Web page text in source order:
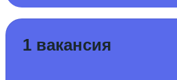
1 вакансия